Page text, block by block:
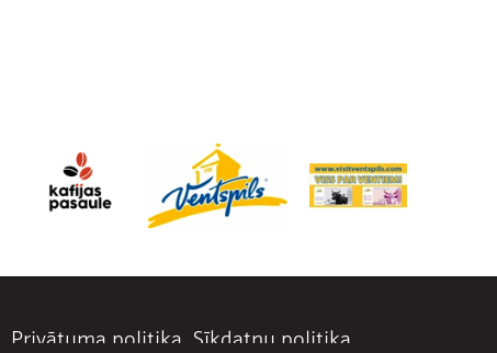
Privātuma politika Sīkdatņu politika